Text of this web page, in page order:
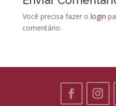
Você precisa fazer o login
comentário.